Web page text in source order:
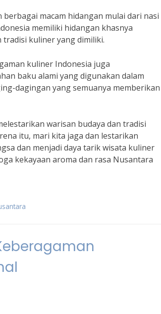
macam hidangan mulai dari nasi
memiliki hidangan khasnya
kuliner yang dimiliki.
kuliner Indonesia juga
baku alami yang digunakan dalam
dagingan yang semuanya memberikan
warisan budaya dan tradisi
itu, mari kita jaga dan lestarikan
dan menjadi daya tarik wisata kuliner
kekayaan aroma dan rasa Nusantara